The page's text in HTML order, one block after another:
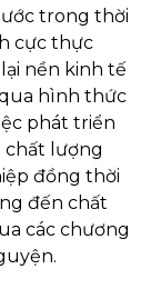
trong thời
cực thực
nền kinh tế
hình thức
phát triển
chất lượng
đồng thời
đến chất
các chương